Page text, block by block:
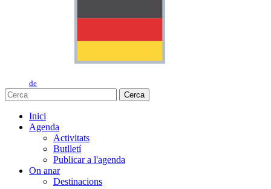
de
Cerca
Inici
Agenda
Activitats
Butlletí
Publicar a l'agenda
On anar
Destinacions